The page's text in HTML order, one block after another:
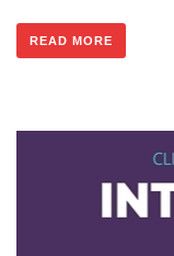
READ MORE